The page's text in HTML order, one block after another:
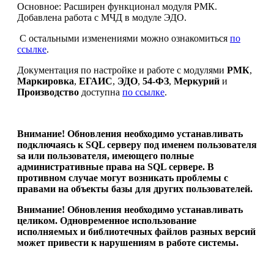
Основное: Расширен функционал модуля РМК.
Добавлена работа с МЧД в модуле ЭДО.
С остальными изменениями можно ознакомиться по
ссылке.
Документация по настройке и работе с модулями РМК,
Маркировка, ЕГАИС, ЭДО, 54-ФЗ, Меркурий и
Производство доступна по ссылке.
Внимание! Обновления необходимо устанавливать
подключаясь к SQL серверу под именем пользователя
sa или пользователя, имеющего полные
административные права на SQL сервере. В
противном случае могут возникать проблемы с
правами на объекты базы для других пользователей.
Внимание! Обновления необходимо устанавливать
целиком. Одновременное использование
исполняемых и библиотечных файлов разных версий
может привести к нарушениям в работе системы.